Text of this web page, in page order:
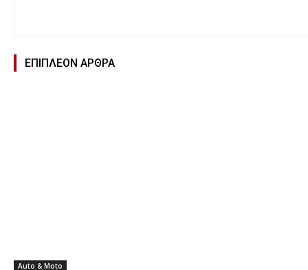
ΕΠΙΠΛΕΟΝ ΑΡΘΡΑ
Auto & Moto